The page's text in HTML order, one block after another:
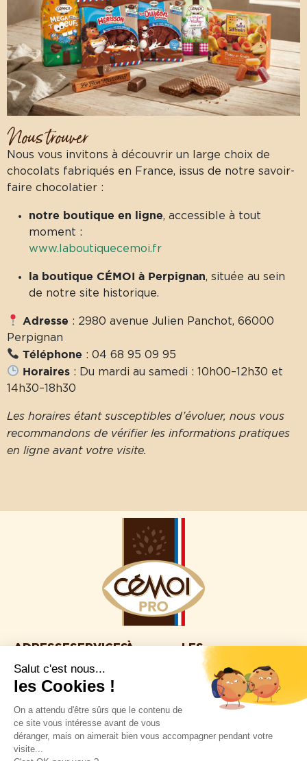
Nous trouver
Nous vous invitons à découvrir un large choix de
chocolats fabriqués en France, issus de notre savoir-
faire chocolatier :
notre boutique en ligne, accessible à tout
moment :
www.laboutiquecemoi.fr
la boutique CÉMOI à Perpignan, située au sein
de notre site historique.
Adresse : 2980 avenue Julien Panchot, 66000
Perpignan
Téléphone : 04 68 95 09 95
Horaires : Du mardi au samedi : 10h00–12h30 et
14h30–18h30
Les horaires étant susceptibles d’évoluer, nous vous
recommandons de vérifier les informations pratiques
en ligne avant votre visite.
ADRESSE
2980
avenue
Julien
panchot
66000 –
Perpignan
SERVICES
Nos
recettes
Nos outils à
télécharger
univers
À
Nous
découvrir
LES
SITES
CÉMOI
boutique
2025 site
réalisé par
Hybride
Politique de